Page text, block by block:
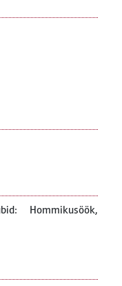
Hommikusöök,